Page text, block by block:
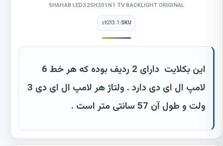
SHAHAB LED32SH201N1 TV BACKLIGHT ORIGINAL
SKU:
st033.1
این بکلایت
دارای 2 ردیف بوده که هر خط 6
لامپ ال ای دی دارد . ولتاژ هر لامپ ال ای دی 3
ولت و طول آن 57 سانتی متر است .